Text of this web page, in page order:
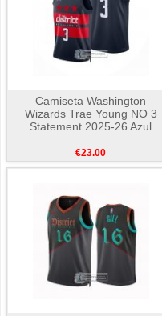
Camiseta Washington
Wizards Trae Young NO 3
Statement 2025-26 Azul
€23.00